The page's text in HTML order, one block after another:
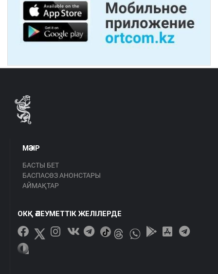
МӘЗІР
БАСТЫ БЕТ
БАСПАСӨЗ АНОНСТАРЫ
АЙМАҚТАР
ОКҚ ӘЛЕУМЕТТІК ЖЕЛІЛЕРДЕ